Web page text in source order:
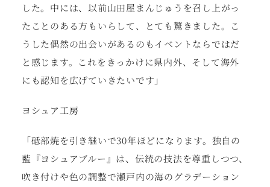
した。中には、以前山田屋まんじゅうを召し上がっ
たことのある方もいらして、とても驚きました。こ
うした偶然の出会いがあるのもイベントならではだ
と感じます。これをきっかけに県内外、そして海外
にも認知を広げていきたいです」
ヨシュア工房
「砥部焼を引き継いで30年ほどになります。独自の
藍『ヨシュアブルー』は、伝統の技法を尊重しつつ、
吹き付けや色の調整で瀬戸内の海のグラデーション